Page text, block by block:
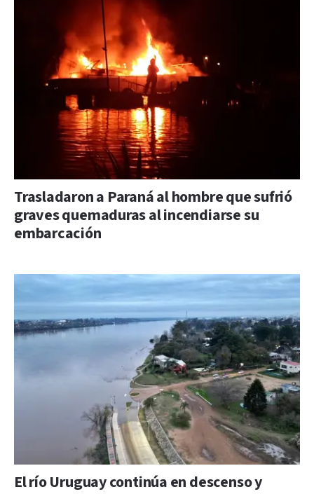
Trasladaron a Paraná al hombre que sufrió
graves quemaduras al incendiarse su
embarcación
El río Uruguay continúa en descenso y